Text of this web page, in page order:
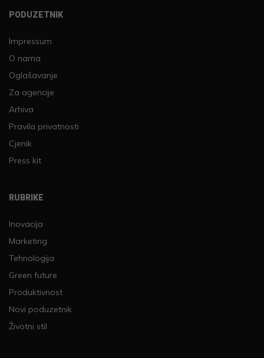
PODUZETNIK
Impressum
O nama
Oglašavanje
Za agencije
Arhiva
Pravila privatnosti
Cjenik
Press kit
RUBRIKE
Inovacija
Marketing
Tehnologija
Green future
Produktivnost
Novi poduzetnik
Životni stil